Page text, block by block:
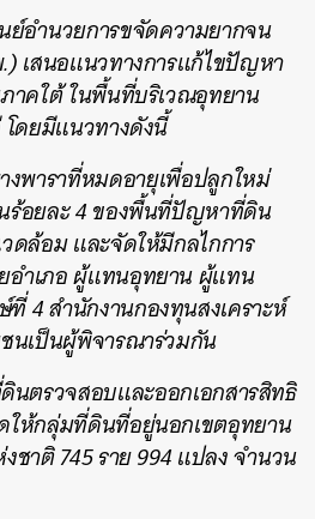
ย์อำนวยการขจัดความยากจน
เสนอแนวทางการแก้ไขปัญหา
าคใต้ ในพื้นที่บริเวณอุทยาน
ดยมีแนวทางดังนี้
าที่หมดอายุเพื่อปลูกใหม่
ร้อยละ 4 ของพื้นที่ปัญหาที่ดิน
ดล้อม และจัดให้มีกลไกการ
อำเภอ ผู้แทนอุทยาน ผู้แทน
4 สำนักงานกองทุนสงเคราะห์
นเป็นผู้พิจารณาร่วมกัน
จสอบและออกเอกสารสิทธิ
ให้กลุ่มที่ดินที่อยู่นอกเขตอุทยาน
ชาติ 745 ราย 994 แปลง จำนวน